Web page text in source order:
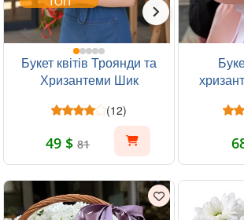
Букет квітів Троянди та
Хризантеми Шик
(12)
49 $ 81